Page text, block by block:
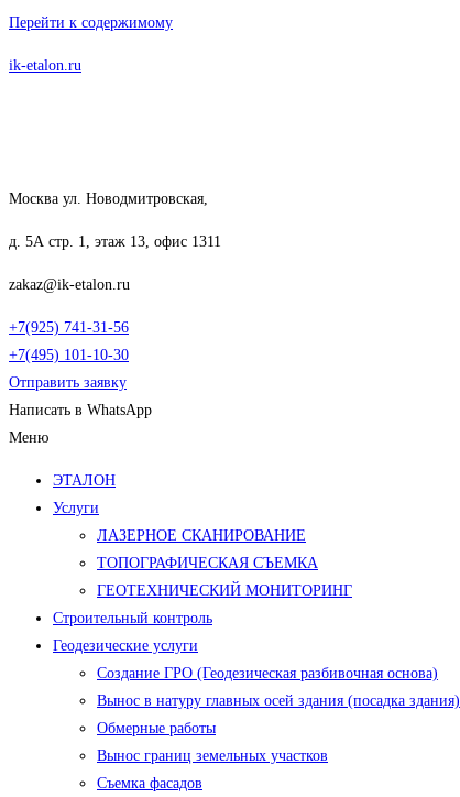
Перейти к содержимому
ik-etalon.ru
Москва ул. Новодмитровская,
д. 5А стр. 1, этаж 13, офис 1311
zakaz@ik-etalon.ru
+7(925) 741-31-56
+7(495) 101-10-30
Отправить заявку
Написать в WhatsApp
Меню
ЭТАЛОН
Услуги
ЛАЗЕРНОЕ СКАНИРОВАНИЕ
ТОПОГРАФИЧЕСКАЯ СЪЕМКА
ГЕОТЕХНИЧЕСКИЙ МОНИТОРИНГ
Строительный контроль
Геодезические услуги
Создание ГРО (Геодезическая разбивочная основа)
Вынос в натуру главных осей здания (посадка здания)
Обмерные работы
Вынос границ земельных участков
Съемка фасадов